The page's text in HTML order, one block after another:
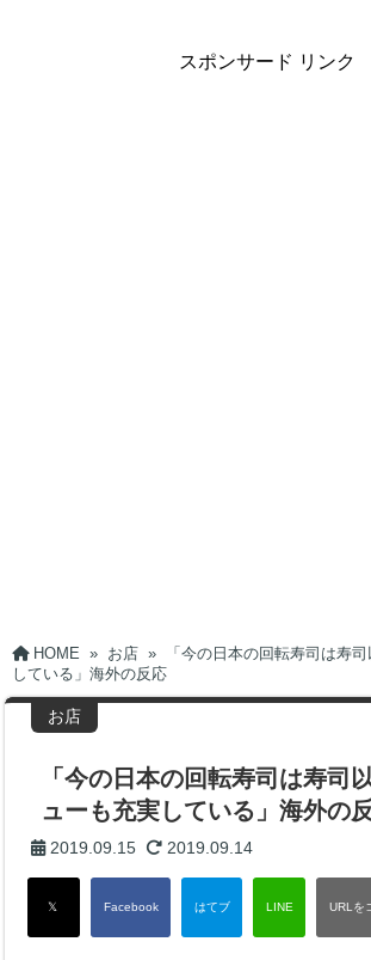
スポンサード リンク
HOME » お店 »
「今の日本の回転寿司は寿
している」海外の反応
お店
「今の日本の回転寿司は寿司
ューも充実している」海外の
2019.09.15 2019.09.14